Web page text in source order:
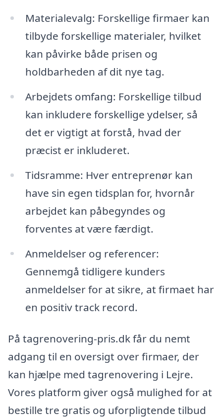
Materialevalg: Forskellige firmaer kan
tilbyde forskellige materialer, hvilket
kan påvirke både prisen og
holdbarheden af dit nye tag.
Arbejdets omfang: Forskellige tilbud
kan inkludere forskellige ydelser, så
det er vigtigt at forstå, hvad der
præcist er inkluderet.
Tidsramme: Hver entreprenør kan
have sin egen tidsplan for, hvornår
arbejdet kan påbegyndes og
forventes at være færdigt.
Anmeldelser og referencer:
Gennemgå tidligere kunders
anmeldelser for at sikre, at firmaet har
en positiv track record.
På tagrenovering-pris.dk får du nemt
adgang til en oversigt over firmaer, der
kan hjælpe med tagrenovering i Lejre.
Vores platform giver også mulighed for at
bestille tre gratis og uforpligtende tilbud